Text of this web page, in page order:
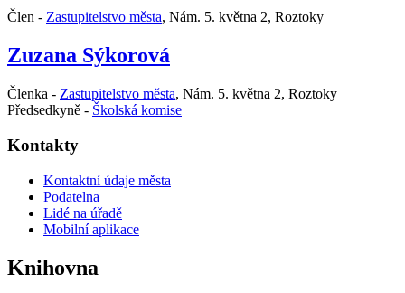
Člen - Zastupitelstvo města, Nám. 5. května 2, Roztoky
Zuzana Sýkorová
Členka - Zastupitelstvo města, Nám. 5. května 2, Roztoky
Předsedkyně - Školská komise
Kontakty
Kontaktní údaje města
Podatelna
Lidé na úřadě
Mobilní aplikace
Knihovna